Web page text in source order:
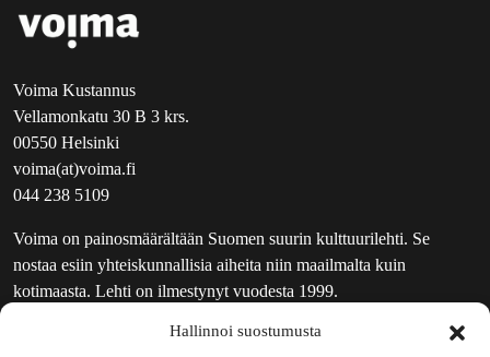
Hallinnoi suostumusta
Voima Kustannus
Vellamonkatu 30 B 3 krs.
00550 Helsinki
voima(at)voima.fi
044 238 5109
Voima on painosmäärältään Suomen suurin kulttuurilehti. Se
nostaa esiin yhteiskunnallisia aiheita niin maailmalta kuin
kotimaasta. Lehti on ilmestynyt vuodesta 1999.